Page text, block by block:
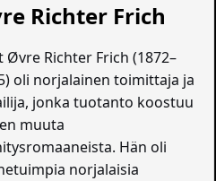
Richter Frich
Øvre Richter Frich (1872–
oli norjalainen toimittaja ja
jonka tuotanto koostuu
muuta
Hän oli
norjalaisia